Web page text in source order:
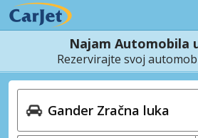
Najam Automobila
Rezervirajte svoj